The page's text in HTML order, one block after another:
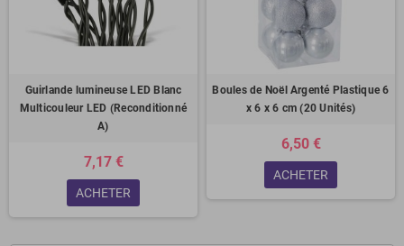
Guirlande lumineuse LED Blanc
Multicouleur LED (Reconditionné
A)
7,17 €
ACHETER
Boules de Noël Argenté Plastique 6
x 6 x 6 cm (20 Unités)
6,50 €
ACHETER